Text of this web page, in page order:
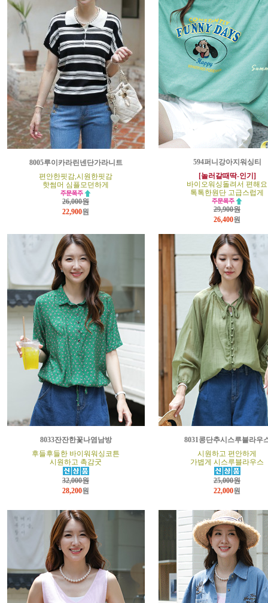
8005루이카라린넨단가라니트
편안한핏감,시원한핏감
핫썸머 심플모던하게
26,000원
22,900원
594퍼니강아지워싱티
[놀러갈때딱-인기]
바이오워싱돌려서 편해요
톡톡한원단 고급스럽게
29,900원
26,400원
8033잔잔한꽃나염남방
후들후들한 바이워워싱코튼
시원하고 촉감굿
32,000원
28,200원
8031콩단추시스루블라우
시원하고 편안하게
가볍게 시스루블라우스
25,000원
22,000원